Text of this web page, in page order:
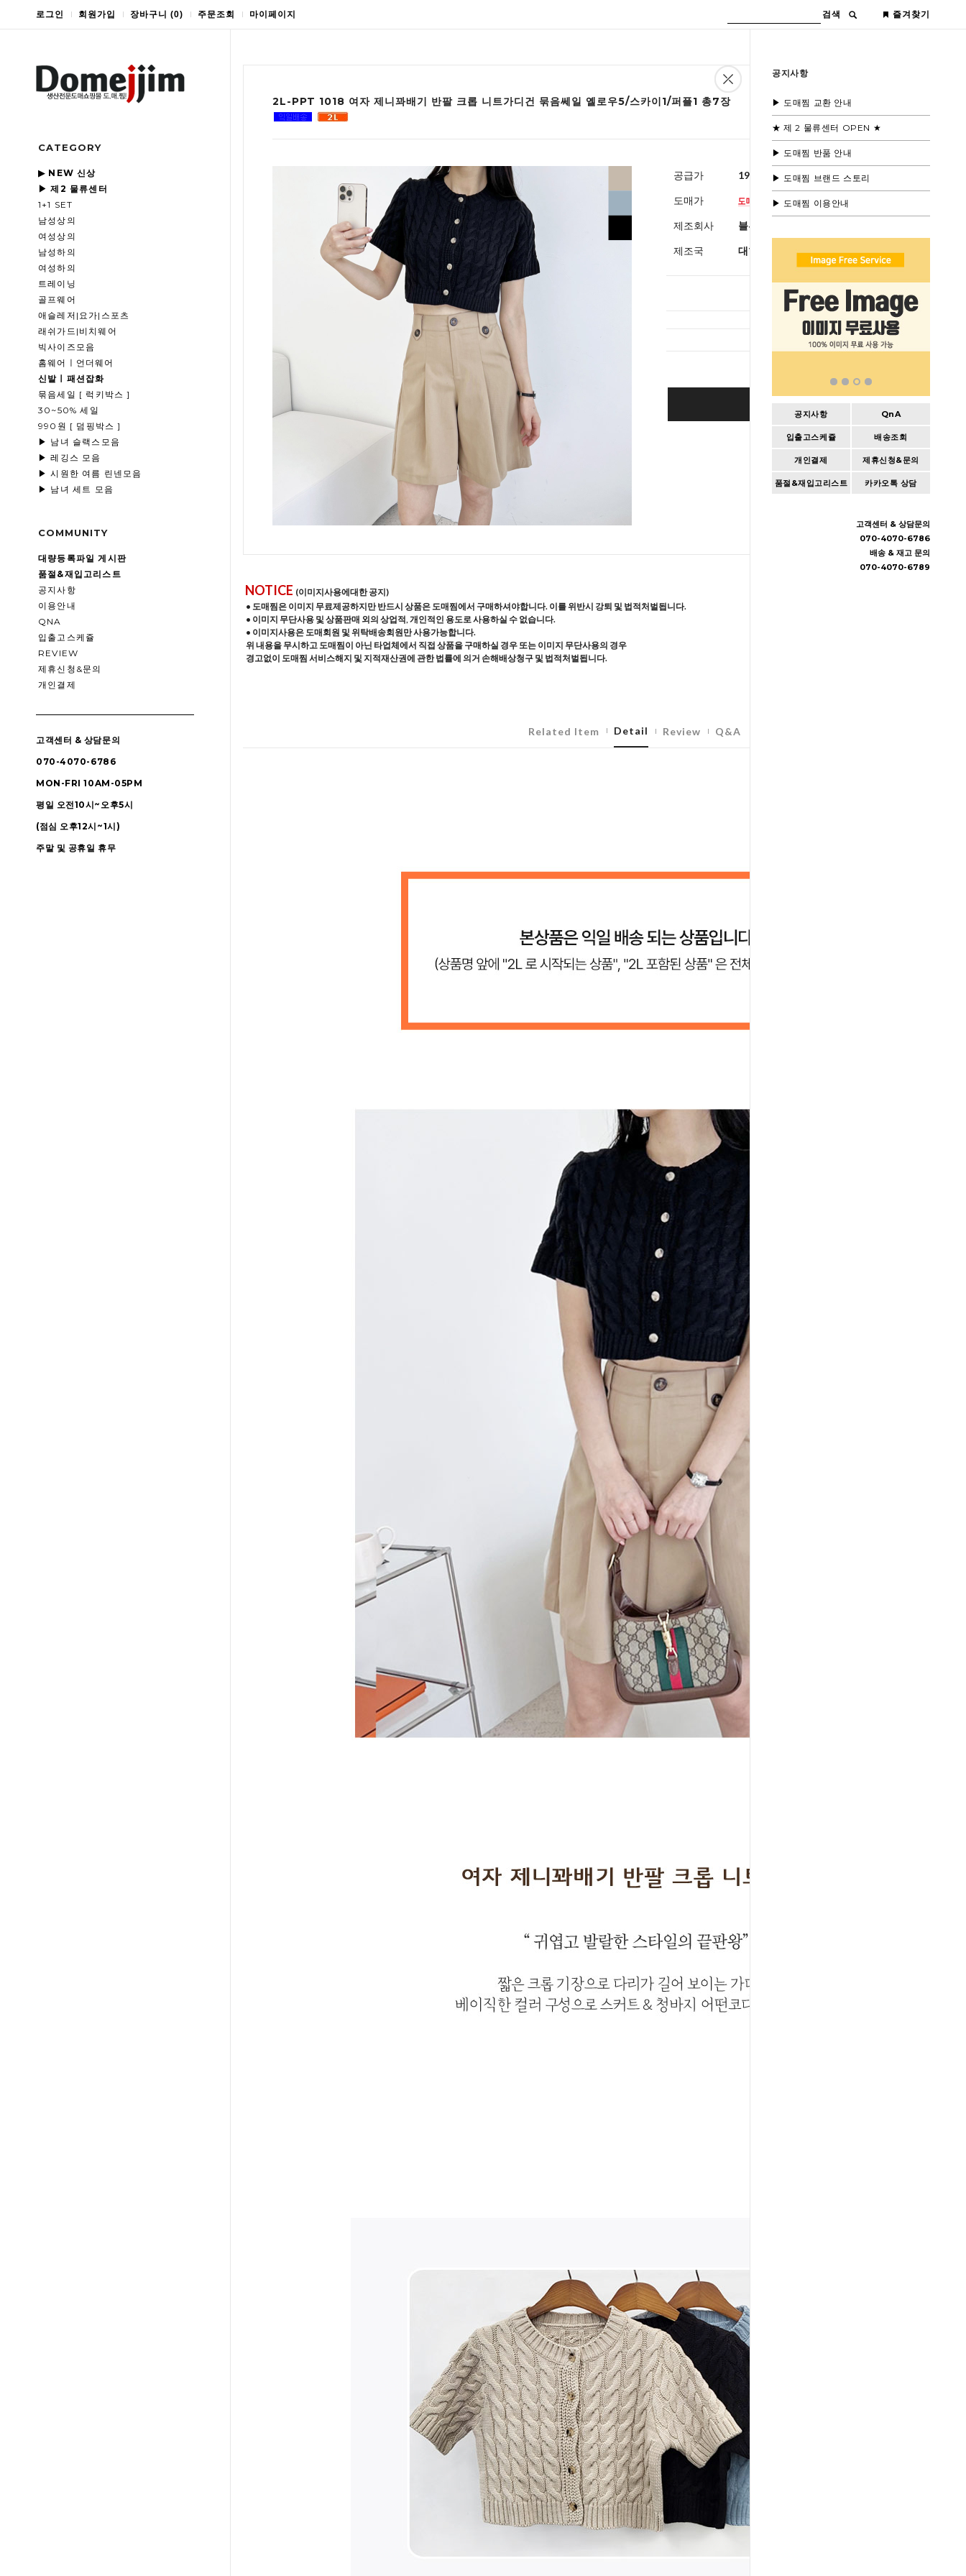
로그인 회원가입 장바구니 (0) 주문조회 마이페이지 검색 즐겨찾기
CATEGORY
▶ NEW 신상
▶ 제2 물류센터
1+1 SET
남성상의
여성상의
남성하의
여성하의
트레이닝
골프웨어
애슬레저|요가|스포츠
래쉬가드|비치웨어
빅사이즈모음
홈웨어ㅣ언더웨어
신발ㅣ패션잡화
묶음세일 [ 럭키박스 ]
30~50% 세일
990원 [ 덤핑박스 ]
▶ 남녀 슬랙스모음
▶ 레깅스 모음
▶ 시원한 여름 린넨모음
▶ 남녀 세트 모음
COMMUNITY
대량등록파일 게시판
품절&재입고리스트
공지사항
이용안내
QNA
입출고스케쥴
REVIEW
제휴신청&문의
개인결제
고객센터 & 상담문의
070-4070-6786
MON-FRI 10AM-05PM
평일 오전10시~오후5시
(점심 오후12시~1시)
주말 및 공휴일 휴무
공지사항
▶ 도매찜 교환 안내
★ 제 2 물류센터 OPEN ★
▶ 도매찜 반품 안내
▶ 도매찜 브랜드 스토리
▶ 도매찜 이용안내
공지사항 QnA
입출고스케쥴 배송조회
개인결제 제휴신청&문의
품절&재입고리스트 카카오톡 상담
고객센터 & 상담문의
070-4070-6786
배송 & 재고 문의
070-4070-6789
2L-PPT 1018 여자 제니꽈배기 반팔 크롭 니트가디건 묶음쎄일 옐로우5/스카이1/퍼플1 총7장
공급가 19,600원(부가세별도)
도매가
제조회사 블루모드제휴사
제조국 대한민국
Cart | Wishlist
NOTICE (이미지사용에대한 공지)
• 도매찜은 이미지 무료제공하지만 반드시 상품은 도매찜에서 구매하셔야합니다. 이를 위반시 강퇴 및 법적처벌됩니다.
• 이미지 무단사용 및 상품판매 외의 상업적, 개인적인 용도로 사용하실 수 없습니다.
• 이미지사용은 도매회원 및 위탁배송회원만 사용가능합니다.
위 내용을 무시하고 도매찜이 아닌 타업체에서 직접 상품을 구매하실 경우 또는 이미지 무단사용의 경우
경고없이 도매찜 서비스해지 및 지적재산권에 관한 법률에 의거 손해배상청구 및 법적처벌됩니다.
Related Item Detail Review Q&A